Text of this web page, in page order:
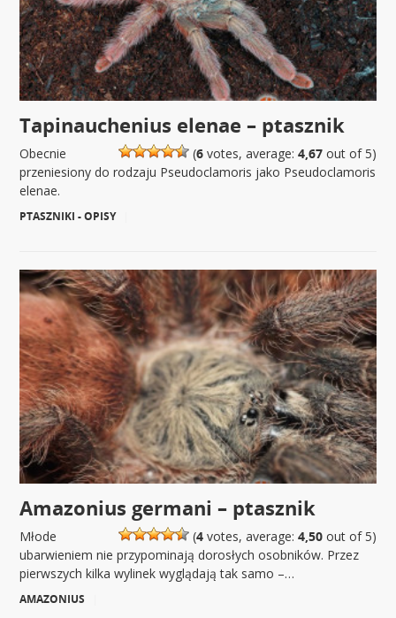
Tapinauchenius elenae – ptasznik
(6votes, average: 4,67out of 5)
Obecnie
przeniesiony do rodzaju Pseudoclamoris jako Pseudoclamoris
elenae.
PTASZNIKI - OPISY
Amazonius germani – ptasznik
(4votes, average: 4,50out of 5)
Młode
ubarwieniem nie przypominają dorosłych osobników. Przez
pierwszych kilka wylinek wyglądają tak samo –…
AMAZONIUS